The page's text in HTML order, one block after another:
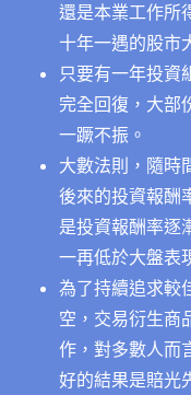
還是本業工作所
十年一遇的股市
只要有一年投資
完全回復，大部
一蹶不振。
大數法則，隨時
後來的投資報酬
是投資報酬率逐
一再低於大盤表
為了持續追求較
空，交易衍生商
作，對多數人而
好的結果是賠光